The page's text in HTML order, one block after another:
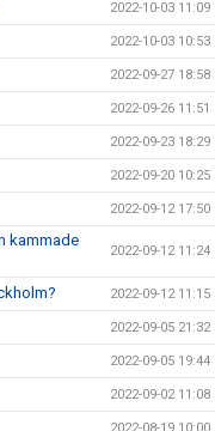
2022-10-03 11:09
2022-10-03 10:53
2022-09-27 18:58
2022-09-26 11:51
2022-09-23 18:29
2022-09-20 10:25
2022-09-12 17:50
kammade
2022-09-12 11:24
2022-09-12 11:15
2022-09-05 21:32
2022-09-05 19:44
2022-09-02 11:08